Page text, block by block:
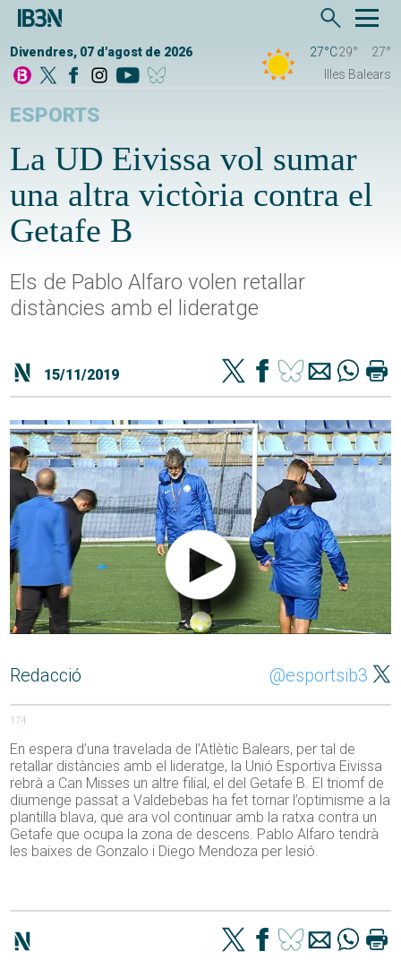
Divendres, 07 d'agost de 2026 27°C29°
27°
Illes Balears
ESPORTS
La UD Eivissa vol sumar
una altra victòria contra el
Getafe B
Els de Pablo Alfaro volen retallar
distàncies amb el lideratge
15/11/2019
Redacció @esportsib3
174
En espera d’una travelada de l’Atlètic Balears, per tal de
retallar distàncies amb el lideratge, la Unió Esportiva Eivissa
rebrà a Can Misses un altre filial, el del Getafe B. El triomf de
diumenge passat a Valdebebas ha fet tornar l’optimisme a la
plantilla blava, que ara vol continuar amb la ratxa contra un
Getafe que ocupa la zona de descens. Pablo Alfaro tendrà
les baixes de Gonzalo i Diego Mendoza per lesió.